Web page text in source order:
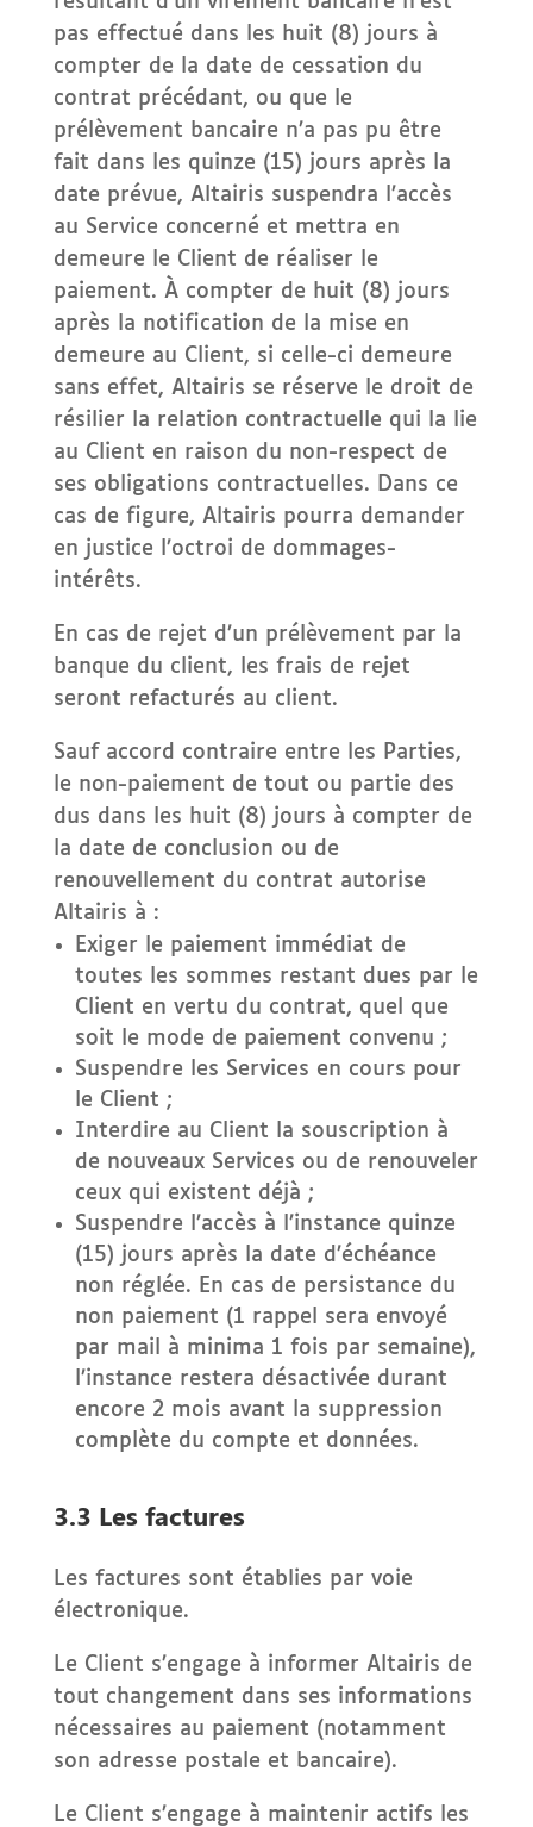
pas effectué dans les huit (8) jours à
compter de la date de cessation du
contrat précédant, ou que le
prélèvement bancaire n’a pas pu être
fait dans les quinze (15) jours après la
date prévue, Altairis suspendra l’accès
au Service concerné et mettra en
demeure le Client de réaliser le
paiement. À compter de huit (8) jours
après la notification de la mise en
demeure au Client, si celle-ci demeure
sans effet, Altairis se réserve le droit de
résilier la relation contractuelle qui la lie
au Client en raison du non-respect de
ses obligations contractuelles. Dans ce
cas de figure, Altairis pourra demander
en justice l’octroi de dommages-
intérêts.
En cas de rejet d’un prélèvement par la
banque du client, les frais de rejet
seront refacturés au client.
Sauf accord contraire entre les Parties,
le non-paiement de tout ou partie des
dus dans les huit (8) jours à compter de
la date de conclusion ou de
renouvellement du contrat autorise
Altairis à :
Exiger le paiement immédiat de
toutes les sommes restant dues par le
Client en vertu du contrat, quel que
soit le mode de paiement convenu ;
Suspendre les Services en cours pour
le Client ;
Interdire au Client la souscription à
de nouveaux Services ou de renouveler
ceux qui existent déjà ;
Suspendre l’accès à l’instance quinze
(15) jours après la date d’échéance
non réglée. En cas de persistance du
non paiement (1 rappel sera envoyé
par mail à minima 1 fois par semaine),
l’instance restera désactivée durant
encore 2 mois avant la suppression
complète du compte et données.
3.3 Les factures
Les factures sont établies par voie
électronique.
Le Client s’engage à informer Altairis de
tout changement dans ses informations
nécessaires au paiement (notamment
son adresse postale et bancaire).
Le Client s’engage à maintenir actifs les